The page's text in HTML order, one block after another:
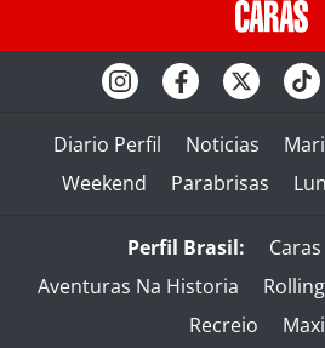
Diario Perfil Noticias
Weekend
Parabrisas
Perfil Brasil: Caras
Aventuras Na Historia
Recreio